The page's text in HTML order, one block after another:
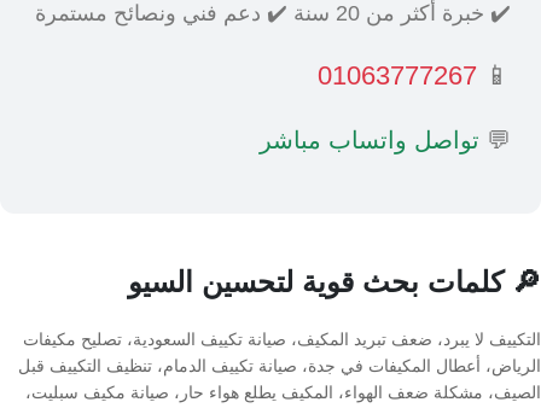
✔️ خبرة أكثر من 20 سنة ✔️ دعم فني ونصائح مستمرة
📱
01063777267
💬 تواصل واتساب مباشر
🔎 كلمات بحث قوية لتحسين السيو
التكييف لا يبرد، ضعف تبريد المكيف، صيانة تكييف السعودية، تصليح مكيفات
الرياض، أعطال المكيفات في جدة، صيانة تكييف الدمام، تنظيف التكييف قبل
الصيف، مشكلة ضعف الهواء، المكيف يطلع هواء حار، صيانة مكيف سبليت،